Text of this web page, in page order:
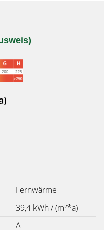
Fernwärme
39,4 kWh / (m²*a)
A